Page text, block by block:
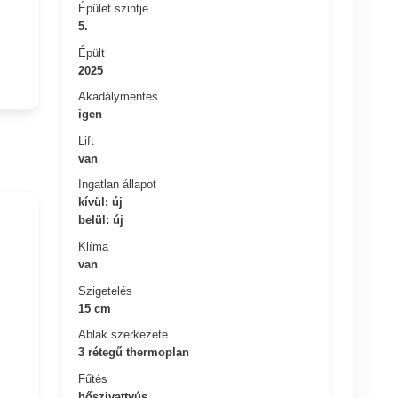
Épület szintje
5.
Épült
2025
Akadálymentes
igen
Lift
van
Ingatlan állapot
kívül: új
belül: új
Klíma
van
Szigetelés
15 cm
Ablak szerkezete
3 rétegű thermoplan
Fűtés